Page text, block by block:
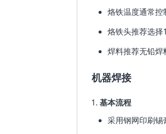
烙铁温度通常控
烙铁头推荐选择
焊料推荐无铅焊
机器焊接
基本流程
采用钢网印刷锡